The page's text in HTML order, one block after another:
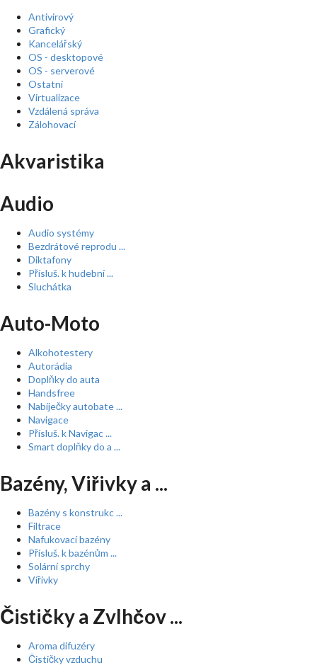
Antivirový
Grafický
Kancelářský
OS - desktopové
OS - serverové
Ostatní
Virtualizace
Vzdálená správa
Zálohovací
Akvaristika
Audio
Audio systémy
Bezdrátové reprodu ...
Diktafony
Přísluš. k hudební ...
Sluchátka
Auto-Moto
Alkohotestery
Autorádia
Doplňky do auta
Handsfree
Nabíječky autobate ...
Navigace
Přísluš. k Navigac ...
Smart doplňky do a ...
Bazény, Viřivky a ...
Bazény s konstrukc ...
Filtrace
Nafukovací bazény
Přísluš. k bazénům ...
Solární sprchy
Vířivky
Čističky a Zvlhčov ...
Aroma difuzéry
Čističky vzduchu